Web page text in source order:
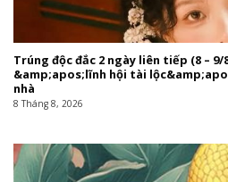
Trúng độc đắc 2 ngày liên tiếp (8 – 9/
&amp;apos;lĩnh hội tài
nhà
8 Tháng 8, 2026